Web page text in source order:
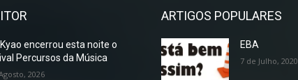
Kyao encerrou esta noite o
Percursos da Música
2026
ARTIGOS POPULARES
EBA
7 de Julho, 2020